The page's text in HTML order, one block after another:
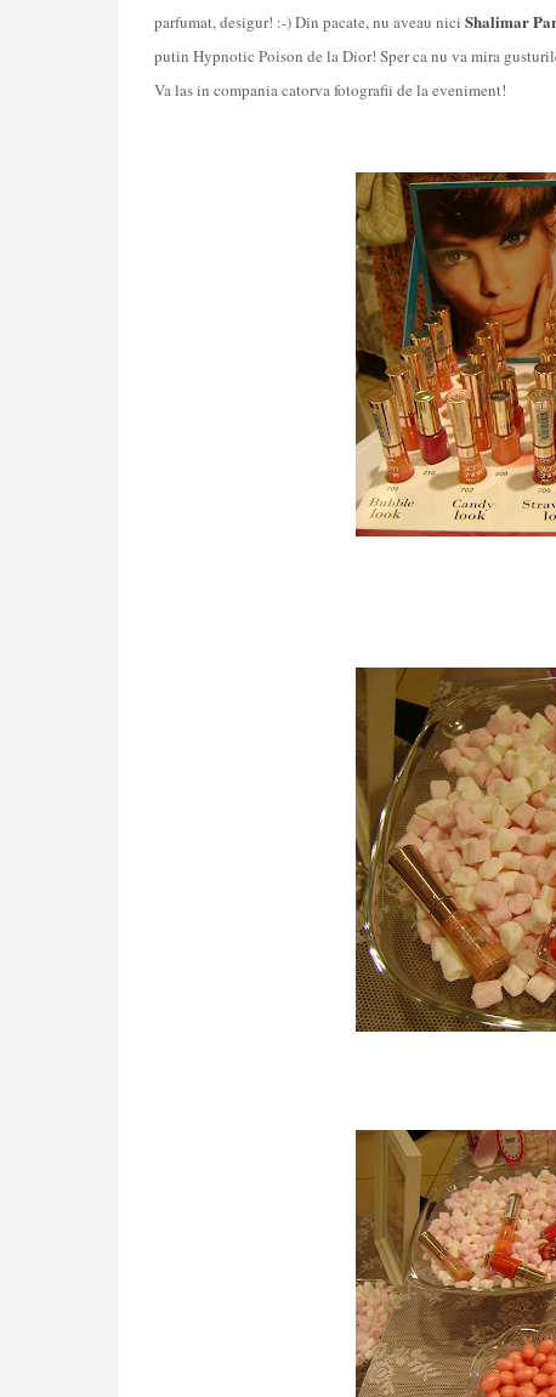
parfumat, desigur! :-) Din pacate, nu aveau nici Shalimar
putin Hypnotic Poison de la Dior! Sper ca nu va mira
Va las in compania catorva fotografii de la eveniment!